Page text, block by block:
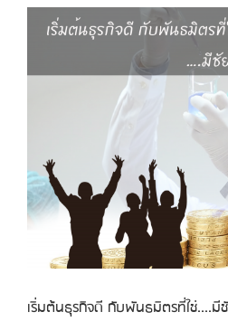
เริ่มต้นธุรกิจดี กับพันธมิตรที่ใช่....มี